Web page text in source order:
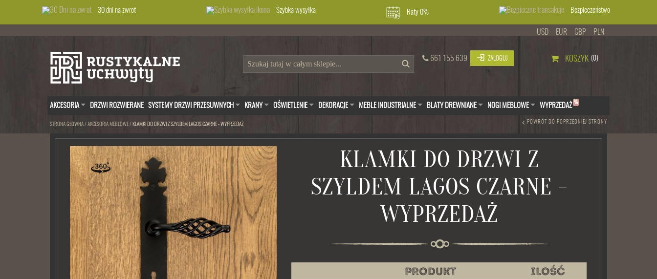
30 dni na zwrot Szybka wysyłka Raty 0% Bezpieczeństwo
USD EUR GBP PLN
661 155 639 ZALOGUJ KOSZYK (0)
AKCESORIA DRZWI ROZWIERANE SYSTEMY DRZWI PRZESUWNYCH KRANY OŚWIETLENIE DEKORACJE MEBLE INDUSTRIALNE BLATY DREWNIANE NOGI MEBLOWE WYPRZEDAŻ %
STRONA GŁÓWNA/ AKCESORIA MEBLOWE/ KLAMKI DO DRZWI Z SZYLDEM LAGOS CZARNE - WYPRZEDAŻ POWRÓT DO POPRZEDNIEJ STRONY
KLAMKI DO DRZWI Z
SZYLDEM LAGOS CZARNE -
WYPRZEDAŻ
PRODUKT ILOŚĆ